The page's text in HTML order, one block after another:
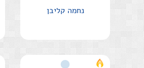
נחמה קליבן